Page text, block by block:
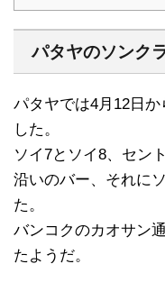
パタヤのソンク
パタヤでは4月12日
した。
ソイ7とソイ8、セン
沿いのバー、それに
た。
バンコクのカオサン
たようだ。